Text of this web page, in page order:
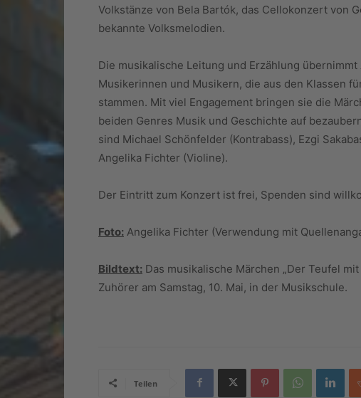
Volkstänze von Bela Bartók, das Cellokonzert von
bekannte Volksmelodien.
Die musikalische Leitung und Erzählung
Musikerinnen und Musikern, die aus den Klassen
stammen. Mit viel Engagement bringen sie die
beiden Genres Musik und Geschichte auf
sind Michael Schönfelder (Kontrabass), Ezgi
Angelika Fichter (Violine).
Der Eintritt zum Konzert ist frei, Spenden sind
Foto: Angelika Fichter (Verwendung mit
Bildtext: Das musikalische Märchen „Der Teufel
Zuhörer am Samstag, 10. Mai, in der Musikschule.
Teilen